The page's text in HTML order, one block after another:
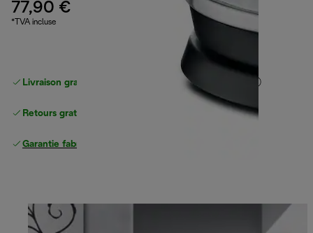
77,90 €
*TVA incluse
Livraison gratuite standard standard à partir de 49 €
Retours gratuits
Garantie fabricant complète